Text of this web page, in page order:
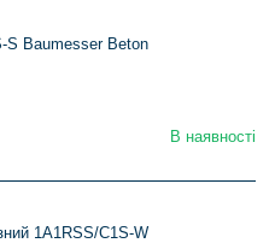
S Baumesser Beton
В наявності
1A1RSS/C1S-W